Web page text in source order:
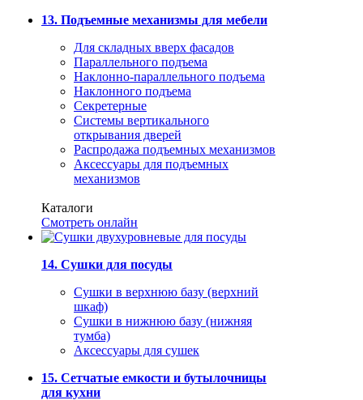
13. Подъемные механизмы для мебели
Для складных вверх фасадов
Параллельного подъема
Наклонно-параллельного подъема
Наклонного подъема
Секретерные
Системы вертикального
открывания дверей
Распродажа подъемных механизмов
Аксессуары для подъемных
механизмов
Каталоги
Смотреть онлайн
14. Сушки для посуды
Сушки в верхнюю базу (верхний
шкаф)
Сушки в нижнюю базу (нижняя
тумба)
Аксессуары для сушек
15. Сетчатые емкости и бутылочницы
для кухни